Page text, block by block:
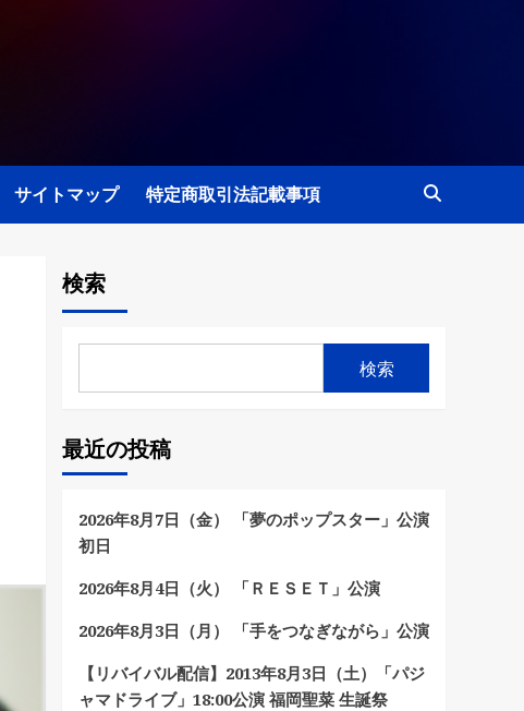
サイトマップ 特定商取引法記載事項
検索
検索
最近の投稿
2026年8月7日（金） 「夢のポップスター」公演
初日
2026年8月4日（火） 「ＲＥＳＥＴ」公演
2026年8月3日（月） 「手をつなぎながら」公演
【リバイバル配信】2013年8月3日（土）「パジ
ャマドライブ」18:00公演 福岡聖菜 生誕祭